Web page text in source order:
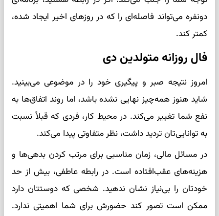
دونفره می‌تواند فاصله‌ای را که در روزهای اخیر ایجاد شده،
کمتر کند.
فال روزانه متولدین دی
امروز نتیجه صبر و پیگیری خود را در موضوعی می‌بینید.
شاید هنوز همه‌چیز نهایی نشده باشد، اما روند اتفاق‌ها به
نفع شما تغییر می‌کند. در محیط کار، فردی که قبلاً نسبت
به توانایی‌تان تردید داشت، نظر متفاوتی پیدا می‌کند.
در مسائل مالی، زمان مناسبی برای مرتب کردن بدهی‌ها و
هزینه‌های عقب‌افتاده است. در رابطه عاطفی، بیش از حد
خودتان را بی‌نیاز نشان ندهید. شخصی که دوستتان دارد
ممکن است تصور کند حضورش برای شما اهمیتی ندارد.